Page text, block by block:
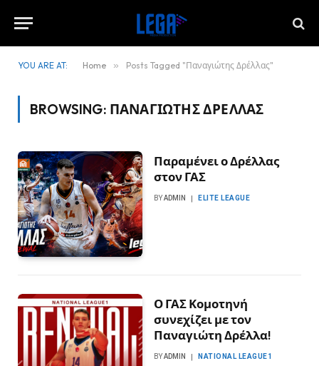
YOU ARE AT: Home » Posts Tagged "Παναγιώτης Δρέλλας"
BROWSING: ΠΑΝΑΓΙΏΤΗΣ ΔΡΈΛΛΑΣ
Παραμένει ο Δρέλλας
στον ΓΑΣ
BYADMIN ELITE LEAGUE
Ο ΓΑΣ Κομοτηνή
συνεχίζει με τον
Παναγιώτη Δρέλλα!
BYADMIN NATIONAL LEAGUE1